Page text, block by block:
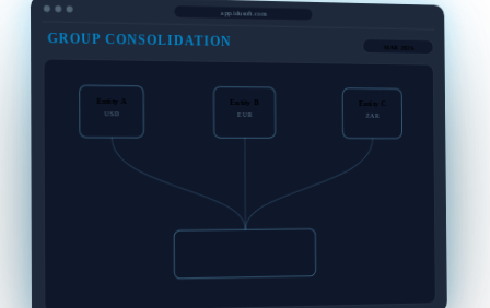
app.idusoft.com
GROUP CONSOLIDATION MAR 2026
Entity A
USD
Entity B
EUR
Entity C
ZAR